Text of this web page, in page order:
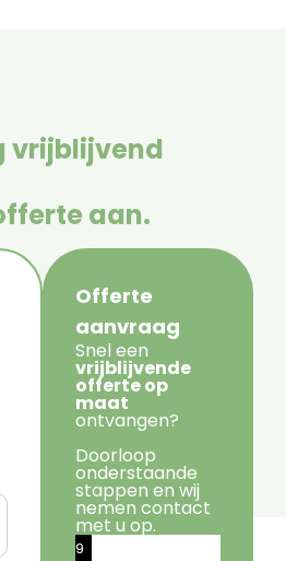
vrijblijvend
aan.
Offerte
aanvraag
Snel een
vrijblijvende
offerte op
maat
ontvangen?
Doorloop
onderstaande
stappen en wij
nemen contact
met u op.
9